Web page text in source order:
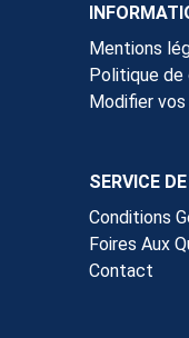
Mentions
Politique
Modifier
SERVICE
Conditions
Foires Aux
Contact